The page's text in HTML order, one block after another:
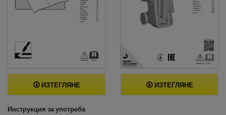
ИЗТЕГЛЯНЕ ИЗТЕГЛЯНЕ
Инструкция за употреба